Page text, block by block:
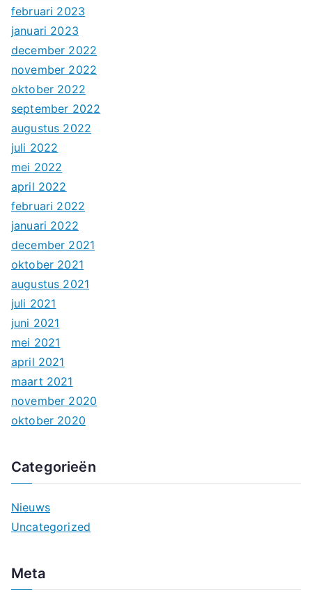
februari 2023
januari 2023
december 2022
november 2022
oktober 2022
september 2022
augustus 2022
juli 2022
mei 2022
april 2022
februari 2022
januari 2022
december 2021
oktober 2021
augustus 2021
juli 2021
juni 2021
mei 2021
april 2021
maart 2021
november 2020
oktober 2020
Categorieën
Nieuws
Uncategorized
Meta